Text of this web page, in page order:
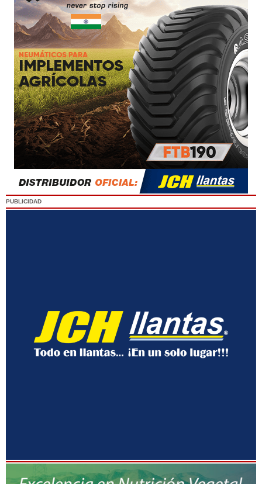
PUBLICIDAD